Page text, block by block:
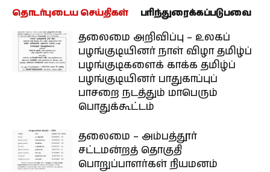
தொடர்புடைய செய்திகள் பரிந்துரைக்கப்படுபவை
தலைமை அறிவிப்பு – உலகப்
பழங்குடியினர் நாள் விழா தமிழ்ப்
பழங்குடிகளைக் காக்க தமிழ்ப்
பழங்குடியினர் பாதுகாப்புப்
பாசறை நடத்தும் மாபெரும்
பொதுக்கூட்டம்
தலைமை – அம்பத்தூர்
சட்டமன்றத் தொகுதி
பொறுப்பாளர்கள் நியமனம்